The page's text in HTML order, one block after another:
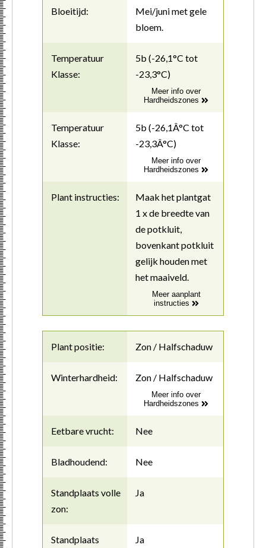
Bloeitijd:
Mei/juni met gele
bloem.
Temperatuur
Klasse:
5b (-26,1°C tot
-23,3°C)
Meer info over
Hardheidszones
Temperatuur
Klasse:
5b (-26,1Â°C tot
-23,3Â°C)
Meer info over
Hardheidszones
Plant instructies:
Maak het plantgat
1 x de breedte van
de potkluit,
bovenkant potkluit
gelijk houden met
het maaiveld.
Meer aanplant
instructies
Plant positie: Zon / Halfschaduw
Winterhardheid: Zon / Halfschaduw
Meer info over
Hardheidszones
Eetbare vrucht: Nee
Bladhoudend: Nee
Standplaats volle
zon:
Ja
Standplaats
Ja